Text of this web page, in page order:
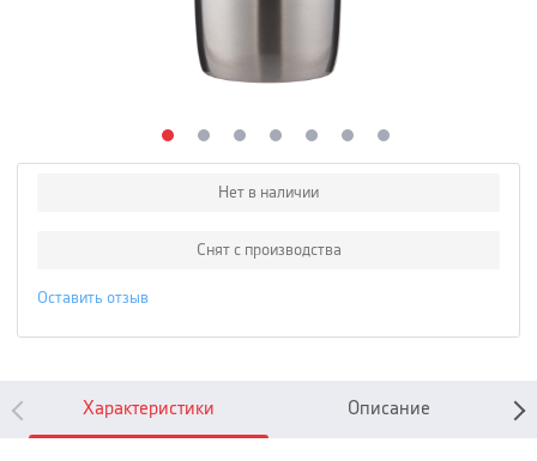
Нет в наличии
Снят с производства
Оставить отзыв
Характеристики Описание